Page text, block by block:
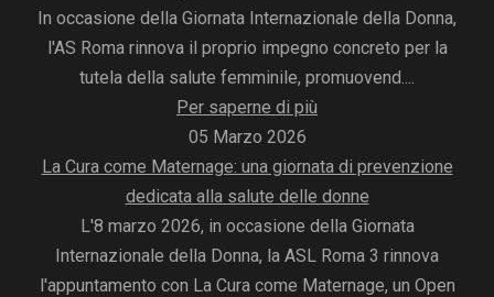
In occasione della Giornata Internazionale della Donna,
l'AS Roma rinnova il proprio impegno concreto per la
tutela della salute femminile, promuovend....
Per saperne di più
05 Marzo 2026
La Cura come Maternage: una giornata di prevenzione
dedicata alla salute delle donne
L'8 marzo 2026, in occasione della Giornata
Internazionale della Donna, la ASL Roma 3 rinnova
l'appuntamento con La Cura come Maternage, un Open